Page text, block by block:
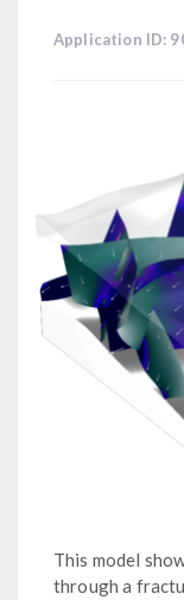
Application ID:
This model
through a